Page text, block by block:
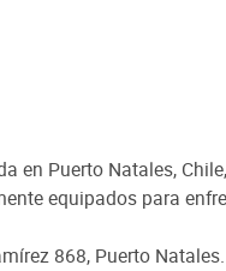
en Puerto Natales,
equipados para
868, Puerto Natales.